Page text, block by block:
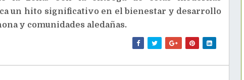
un hito significativo en el bienestar y desarrollo
y comunidades aledañas.